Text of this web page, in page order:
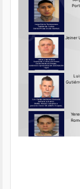
Ver más